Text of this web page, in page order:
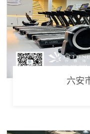
六安